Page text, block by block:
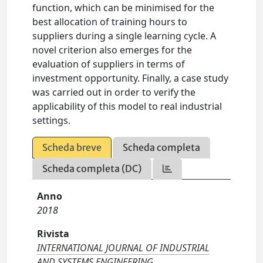
function, which can be minimised for the
best allocation of training hours to
suppliers during a single learning cycle. A
novel criterion also emerges for the
evaluation of suppliers in terms of
investment opportunity. Finally, a case study
was carried out in order to verify the
applicability of this model to real industrial
settings.
Scheda breve
Scheda completa
Scheda completa (DC)
Anno
2018
Rivista
INTERNATIONAL JOURNAL OF INDUSTRIAL